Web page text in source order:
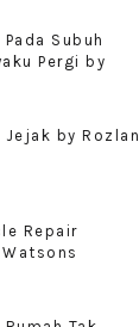
Subuh
Pergi by
Jejak by Rozlan
Repair